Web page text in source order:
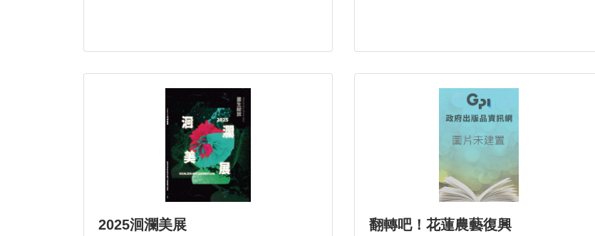
2025洄瀾美展 翻轉吧！花蓮農藝復興